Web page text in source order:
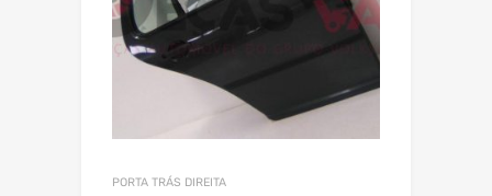
PORTA TRÁS DIREITA